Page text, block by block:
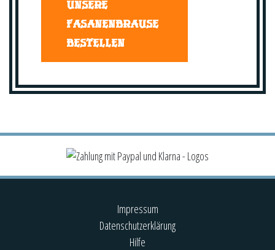
UNSERE
FASANENBRAUSE
BESTELLEN
Impressum
Datenschutzerklärung
Hilfe